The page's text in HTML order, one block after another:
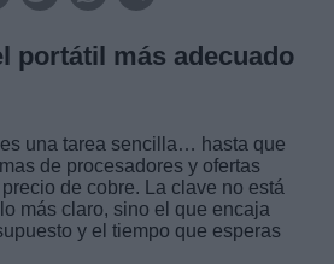
portátil más adecuado
una tarea sencilla… hasta que
de procesadores y ofertas
de cobre. La clave no está
más claro, sino el que encaja
y el tiempo que esperas